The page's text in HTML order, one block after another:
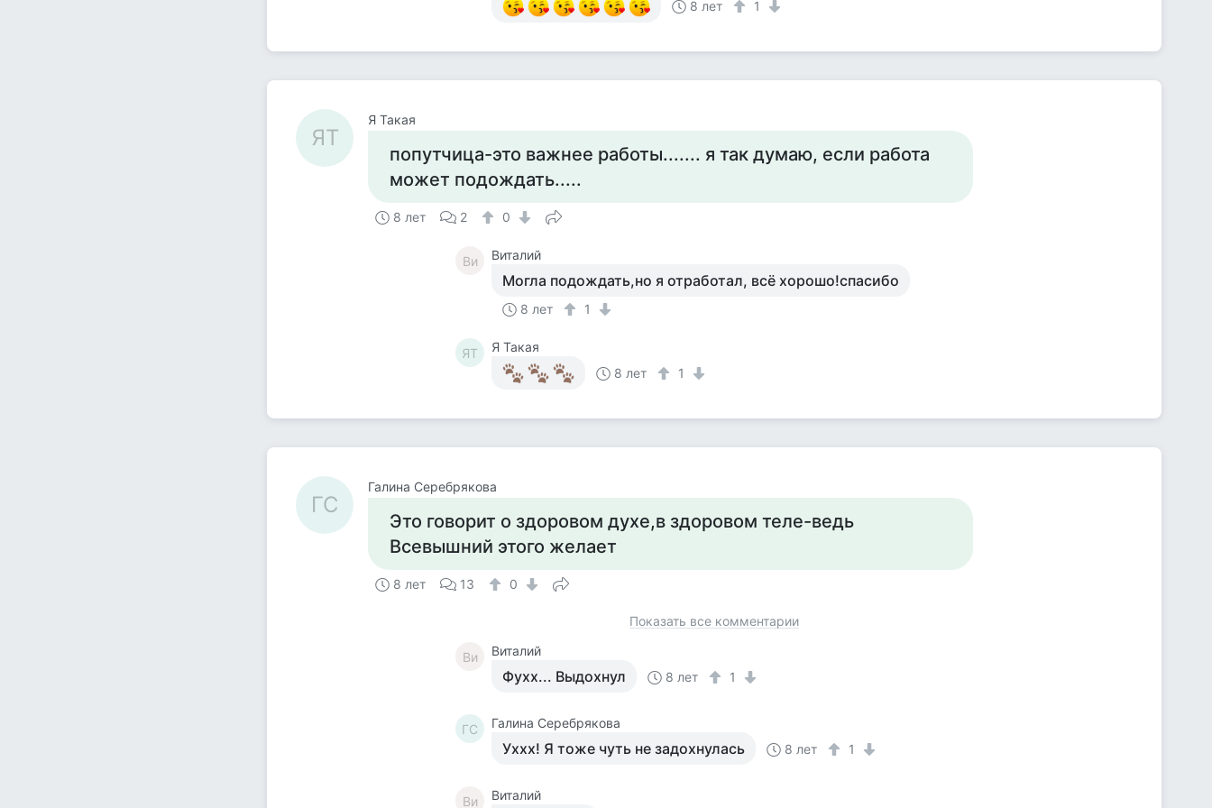
8 лет 1
ЯТ
Я Такая
попутчица-это важнее работы....... я так думаю, если работа
может подождать.....
8 лет 2 0
Ви Виталий
Могла подождать,но я отработал, всё хорошо!спасибо
8 лет 1
ЯТ
Я Такая
8 лет
1
ГС
Галина Серебрякова
Это говорит о здоровом духе,в здоровом теле-ведь
Всевышний этого желает
8 лет 13 0
Показать все комментарии
Ви Виталий
Фухх... Выдохнул 8 лет 1
ГС Галина Серебрякова
Уххх! Я тоже чуть не задохнулась 8 лет 1
Ви Виталий